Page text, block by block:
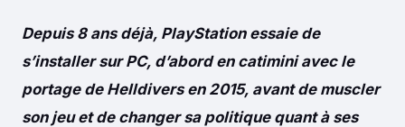
Depuis 8 ans déjà, PlayStation essaie de
s’installer sur PC, d’abord en catimini avec le
portage de Helldivers en 2015, avant de muscler
son jeu et de changer sa politique quant à ses